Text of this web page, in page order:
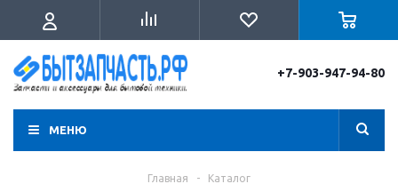
+7-903-947-94-80
МЕНЮ
Главная - Каталог